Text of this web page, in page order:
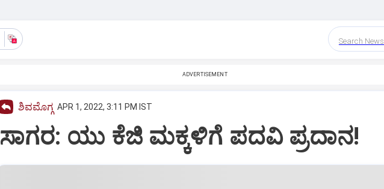
Search News
ADVERTISEMENT
ಶಿವಮೊಗ್ಗ APR 1, 2022, 3:11 PM IST
ಸಾಗರ: ಯು ಕೆಜಿ ಮಕ್ಕಳಿಗೆ ಪದವಿ ಪ್ರದಾನ!